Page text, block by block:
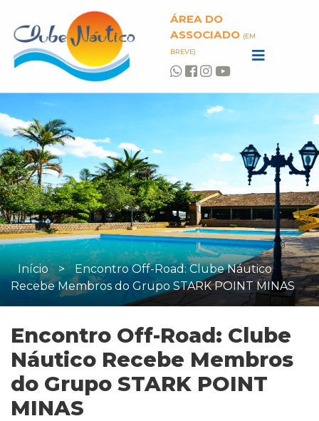
ÁREA DO
ASSOCIADO (EM
BREVE)
Início > Encontro Off-Road: Clube Náutico
Recebe Membros do Grupo STARK POINT MINAS
Encontro Off-Road: Clube
Náutico Recebe Membros
do Grupo STARK POINT
MINAS